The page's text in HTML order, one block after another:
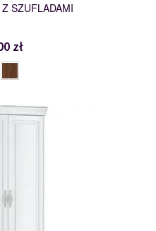
SZUFLADAMI
zł